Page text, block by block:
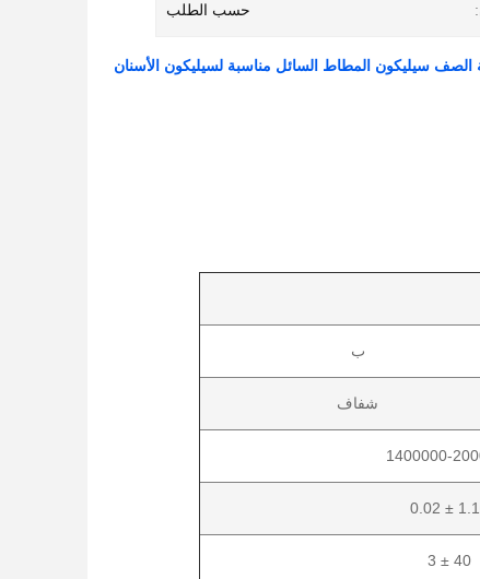
حسب الطلب
الصف سيليكون المطاط السائل مناسبة لسيليكون الأسنان
ب
شفاف
1400000-
1.10 ±
40 ± 3